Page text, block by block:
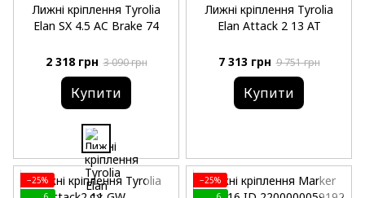
Лижні кріплення Tyrolia
Elan SX 4.5 AC Brake 74
2 318 грн 3 090 грн
Купити
Лижні кріплення Tyrolia
Elan Attack 2 13 AT
7 313 грн 9 751 грн
Купити
−25%
−25%